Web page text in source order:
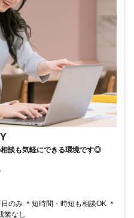
相談も気軽にできる環境です◎
のみ ＊短時間・時短も相談OK ＊
業なし